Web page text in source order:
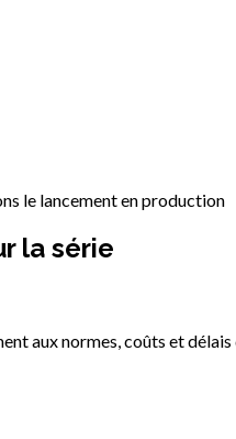
le lancement en production
la série
aux normes, coûts et délais